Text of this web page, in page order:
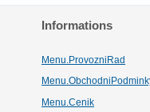
Informations
Menu.ProvozniRad
Menu.Cenik